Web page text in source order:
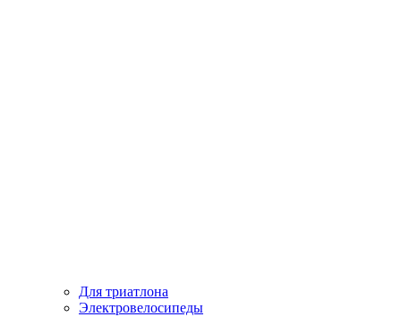
Для триатлона
Электровелосипеды